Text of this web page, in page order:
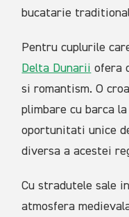
bucatarie
Pentru cuplurile
Delta Dunarii ofera
si romantism. O
plimbare cu barca
oportunitati unice
diversa a acestei
Cu stradutele sale
atmosfera